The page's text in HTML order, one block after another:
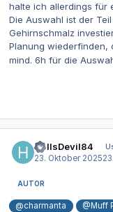
halte ich allerdings für
Die Auswahl ist der
Gehirnschmalz
Planung wiederfinden,
mind. 6h für die
HellsDevil84
23. Oktober 2025
AUTOR
@charmanta @Muff